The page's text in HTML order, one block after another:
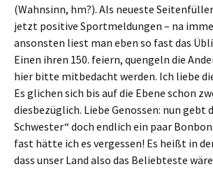
(Wahnsinn, hm?). Als neueste
jetzt positive Sportmeldungen – na
ansonsten liest man eben so fast das
Einen ihren 150. feiern, quengeln die
hier bitte mitbedacht werden. Ich liebe
Es glichen sich bis auf die Ebene schon
diesbezüglich. Liebe Genossen: nun gebt
Schwester“ doch endlich ein paar
fast hätte ich es vergessen! Es heißt in
dass unser Land also das Beliebteste